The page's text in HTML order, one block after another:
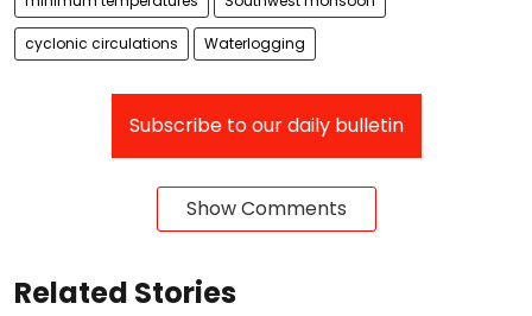
cyclonic circulations Waterlogging
Subscribe to our daily bulletin
Show Comments
Related Stories